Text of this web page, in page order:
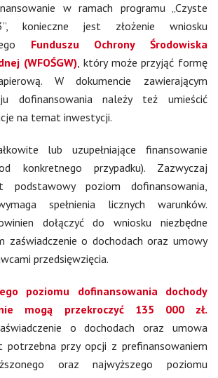
w ramach programu „Czyste
konieczne jest złożenie wniosku
Funduszu Ochrony Środowiska
(WFOŚGW), który może przyjąć formę
W dokumencie zawierającym
dofinansowania należy też umieścić
na temat inwestycji.
lub uzupełniające finansowanie
konkretnego przypadku). Zazwyczaj
podstawowy poziom dofinansowania,
spełnienia licznych warunków.
dołączyć do wniosku niezbędne
zaświadczenie o dochodach oraz umowy
przedsięwzięcia.
poziomu dofinansowania dochody
mogą przekroczyć 135 000 zł.
o dochodach oraz umowa
potrzebna przy opcji z prefinansowaniem
oraz najwyższego poziomu